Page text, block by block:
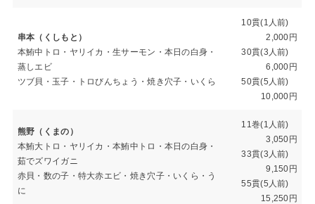
串本（くしもと）
本鮪中トロ・ヤリイカ・生サーモン・本日の白身・
蒸しエビ
ツブ貝・玉子・トロびんちょう・焼き穴子・いくら
10貫(1人前)
2,000円
30貫(3人前)
6,000円
50貫(5人前)
10,000円
熊野（くまの）
本鮪大トロ・ヤリイカ・本鮪中トロ・本日の白身・
茹でズワイガニ
赤貝・数の子・特大赤エビ・焼き穴子・いくら・う
に
11巻(1人前)
3,050円
33貫(3人前)
9,150円
55貫(5人前)
15,250円